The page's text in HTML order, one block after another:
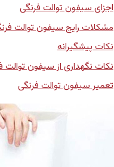
اجزای سیفون توالت فرنگی
مشکلات رایج سیفون توالت
نکات پیشگیرانه
نکات نگهداری از سیفون توالت
تعمیر سیفون توالت فرنگی